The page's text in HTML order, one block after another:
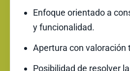
Enfoque orientado a
y funcionalidad.
Apertura con valoración
Posibilidad de resolver